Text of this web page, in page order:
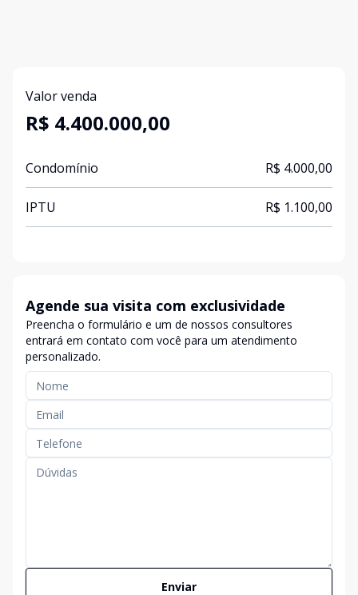
Valor venda
R$ 4.400.000,00
Condomínio R$ 4.000,00
IPTU R$ 1.100,00
Agende sua visita com exclusividade
Preencha o formulário e um de nossos consultores
entrará em contato com você para um atendimento
personalizado.
Enviar